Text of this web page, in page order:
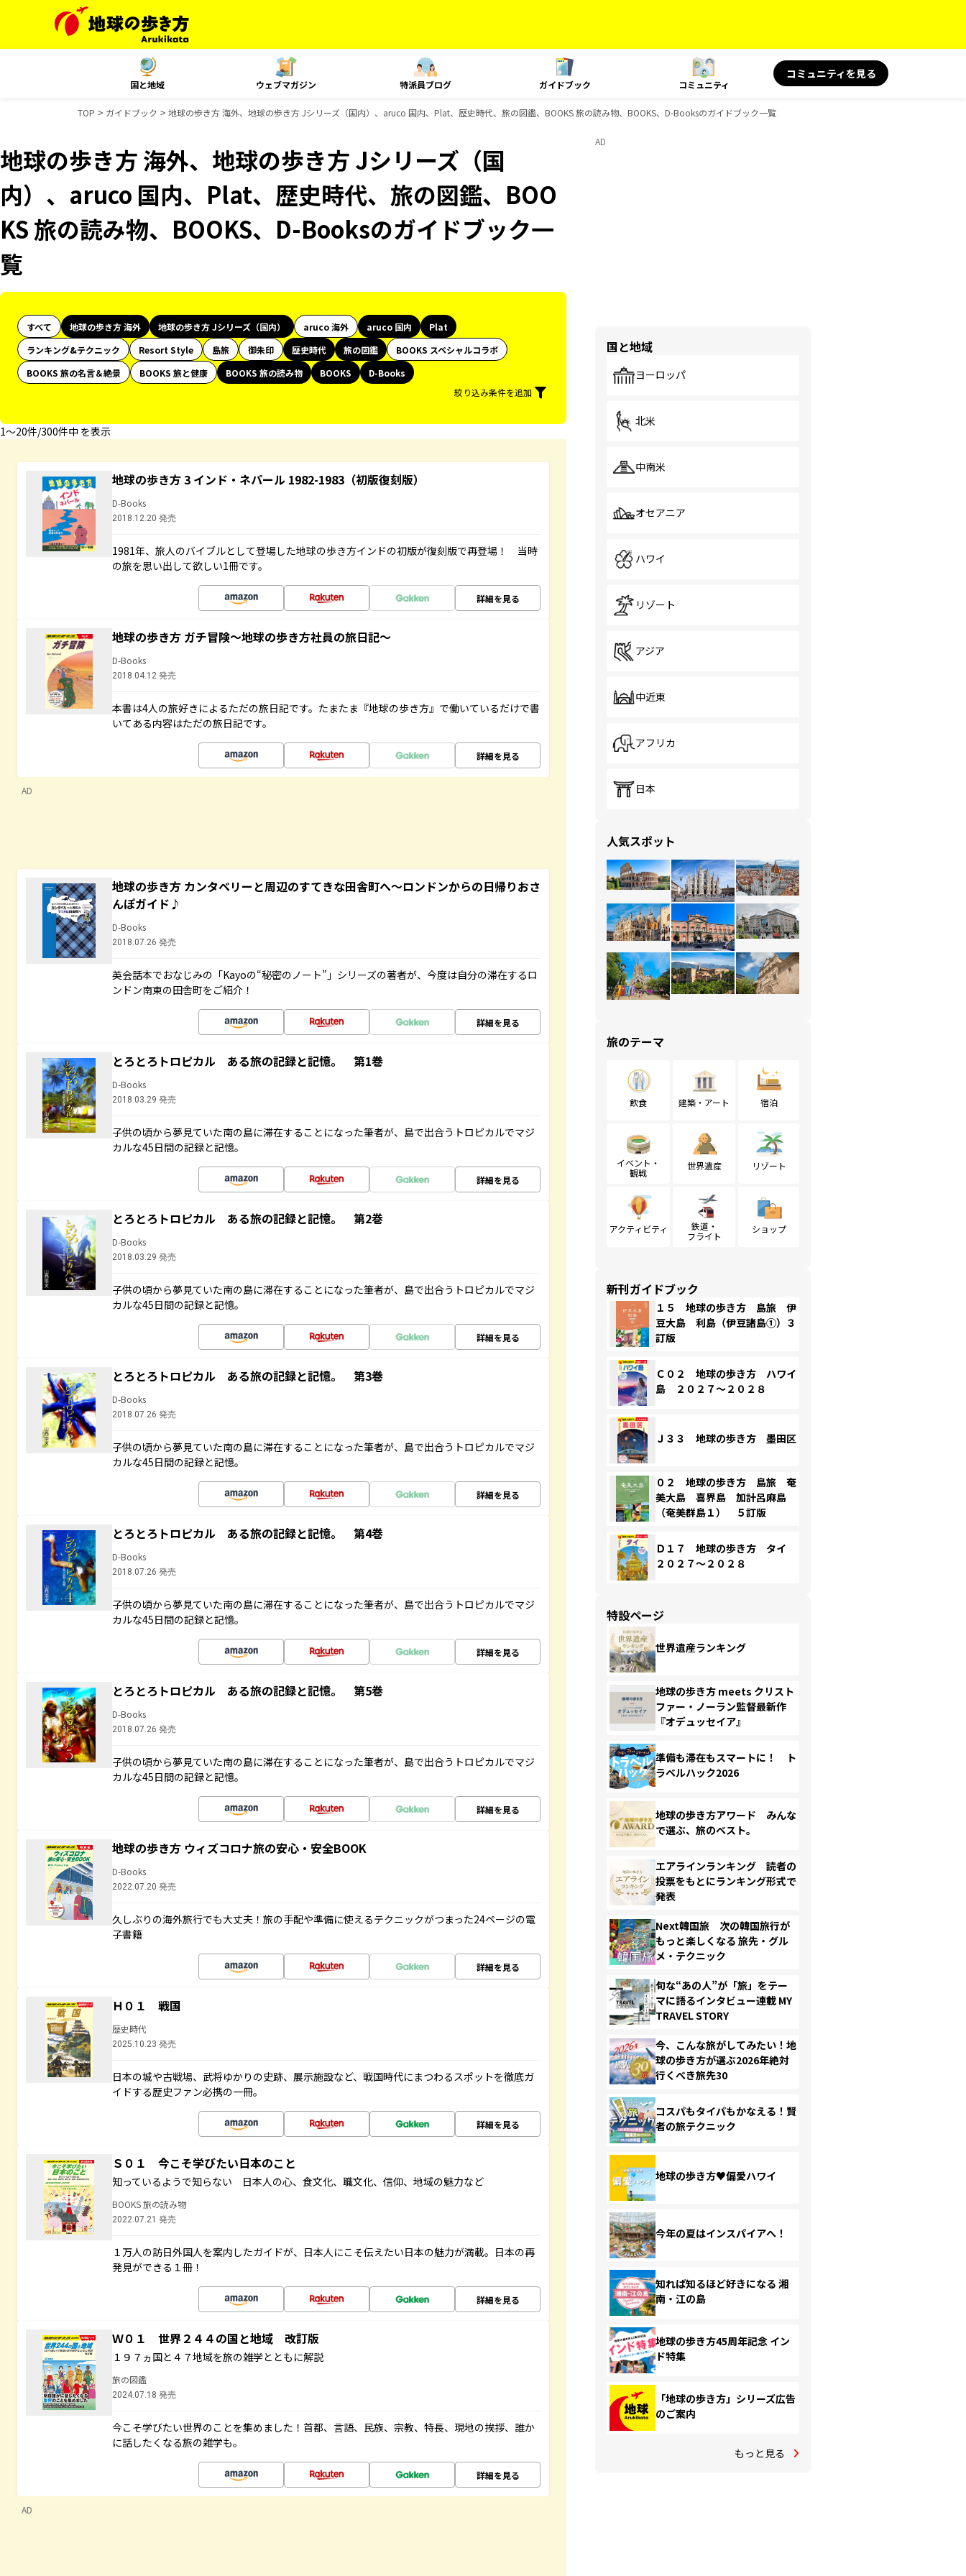
国と地域 ウェブマガジン 特派員ブログ ガイドブック コミュニティ
コミュニティを見る
TOP ガイドブック 地球の歩き方 海外、地球の歩き方 Jシリーズ（国内）、aruco 国内、Plat、歴史時代、旅の図鑑、BOOKS 旅の読み物、BOOKS、D-Booksのガイドブック一覧
地球の歩き方 海外、地球の歩き方 Jシリーズ（国
内）、aruco 国内、Plat、歴史時代、旅の図鑑、BOO
KS 旅の読み物、BOOKS、D-Booksのガイドブック一
覧
すべて 地球の歩き方 海外 地球の歩き方 Jシリーズ（国内） aruco 海外 aruco 国内
Plat
ランキング&テクニック
Resort Style 島旅 御朱印 歴史時代 旅の図鑑
BOOKS スペシャルコラボ
BOOKS 旅の名言＆絶景
BOOKS 旅と健康 BOOKS 旅の読み物 BOOKS
D-Books
絞り込み条件を追加
1〜20件/300件中 を表示
地球の歩き方 3 インド・ネパール 1982-1983（初版復刻版）
D-Books
2018.12.20 発売
1981年、旅人のバイブルとして登場した地球の歩き方インドの初版が復刻版で再登場！ 当時
の旅を思い出して欲しい1冊です。
詳細を見る
地球の歩き方 ガチ冒険～地球の歩き方社員の旅日記～
D-Books
2018.04.12 発売
本書は4人の旅好きによるただの旅日記です。たまたま『地球の歩き方』で働いているだけで書
いてある内容はただの旅日記です。
詳細を見る
AD
地球の歩き方 カンタベリーと周辺のすてきな田舎町へ～ロンドンからの日帰りおさ
んぽガイド♪
D-Books
2018.07.26 発売
英会話本でおなじみの「Kayoの“秘密のノート”」シリーズの著者が、今度は自分の滞在するロ
ンドン南東の田舎町をご紹介！
詳細を見る
とろとろトロピカル ある旅の記録と記憶。 第1巻
D-Books
2018.03.29 発売
子供の頃から夢見ていた南の島に滞在することになった筆者が、島で出合うトロピカルでマジ
カルな45日間の記録と記憶。
詳細を見る
とろとろトロピカル ある旅の記録と記憶。 第2巻
D-Books
2018.03.29 発売
子供の頃から夢見ていた南の島に滞在することになった筆者が、島で出合うトロピカルでマジ
カルな45日間の記録と記憶。
詳細を見る
とろとろトロピカル ある旅の記録と記憶。 第3巻
D-Books
2018.07.26 発売
子供の頃から夢見ていた南の島に滞在することになった筆者が、島で出合うトロピカルでマジ
カルな45日間の記録と記憶。
詳細を見る
とろとろトロピカル ある旅の記録と記憶。 第4巻
D-Books
2018.07.26 発売
子供の頃から夢見ていた南の島に滞在することになった筆者が、島で出合うトロピカルでマジ
カルな45日間の記録と記憶。
詳細を見る
とろとろトロピカル ある旅の記録と記憶。 第5巻
D-Books
2018.07.26 発売
子供の頃から夢見ていた南の島に滞在することになった筆者が、島で出合うトロピカルでマジ
カルな45日間の記録と記憶。
詳細を見る
地球の歩き方 ウィズコロナ旅の安心・安全BOOK
D-Books
2022.07.20 発売
久しぶりの海外旅行でも大丈夫！旅の手配や準備に使えるテクニックがつまった24ページの電
子書籍
詳細を見る
Ｈ０１ 戦国
歴史時代
2025.10.23 発売
日本の城や古戦場、武将ゆかりの史跡、展示施設など、戦国時代にまつわるスポットを徹底ガ
イドする歴史ファン必携の一冊。
詳細を見る
Ｓ０１ 今こそ学びたい日本のこと
知っているようで知らない 日本人の心、食文化、職文化、信仰、地域の魅力など
BOOKS 旅の読み物
2022.07.21 発売
１万人の訪日外国人を案内したガイドが、日本人にこそ伝えたい日本の魅力が満載。日本の再
発見ができる１冊！
詳細を見る
Ｗ０１ 世界２４４の国と地域 改訂版
１９７ヵ国と４７地域を旅の雑学とともに解説
旅の図鑑
2024.07.18 発売
今こそ学びたい世界のことを集めました！首都、言語、民族、宗教、特長、現地の挨拶、誰か
に話したくなる旅の雑学も。
詳細を見る
AD
AD
国と地域
ヨーロッパ
北米
中南米
オセアニア
ハワイ
リゾート
アジア
中近東
アフリカ
日本
人気スポット
旅のテーマ
飲食 建築・アート 宿泊
イベント・
観戦
世界遺産 リゾート
アクティビティ
鉄道・
フライト
ショップ
新刊ガイドブック
１５ 地球の歩き方 島旅 伊
豆大島 利島（伊豆諸島①）３
訂版
Ｃ０２ 地球の歩き方 ハワイ
島 ２０２７～２０２８
Ｊ３３ 地球の歩き方 墨田区
０２ 地球の歩き方 島旅 奄
美大島 喜界島 加計呂麻島
（奄美群島１） ５訂版
Ｄ１７ 地球の歩き方 タイ
２０２７～２０２８
特設ページ
世界遺産ランキング
地球の歩き方 meets クリスト
ファー・ノーラン監督最新作
『オデュッセイア』
準備も滞在もスマートに！ ト
ラベルハック2026
地球の歩き方アワード みんな
で選ぶ、旅のベスト。
エアラインランキング 読者の
投票をもとにランキング形式で
発表
Next韓国旅 次の韓国旅行が
もっと楽しくなる 旅先・グル
メ・テクニック
旬な“あの人”が「旅」をテー
マに語るインタビュー連載 MY
TRAVEL STORY
今、こんな旅がしてみたい！地
球の歩き方が選ぶ2026年絶対
行くべき旅先30
コスパもタイパもかなえる！賢
者の旅テクニック
地球の歩き方♥偏愛ハワイ
今年の夏はインスパイアへ！
知れば知るほど好きになる 湘
南・江の島
地球の歩き方45周年記念 イン
ド特集
「地球の歩き方」シリーズ広告
のご案内
もっと見る